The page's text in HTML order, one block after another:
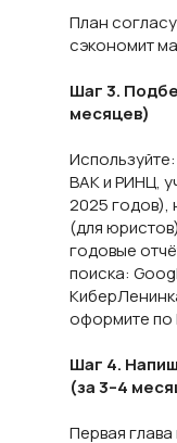
План
сэкономит
Шаг 3.
месяцев)
ВАК и РИНЦ,
2025 годов),
(для
годовые
поиска:
оформите по
Шаг 4.
(за 3–4
Первая